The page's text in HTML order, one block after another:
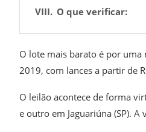
O que verificar:
O lote mais barato é por uma
2019, com lances a partir de
O leilão acontece de forma
e outro em Jaguariúna (SP).